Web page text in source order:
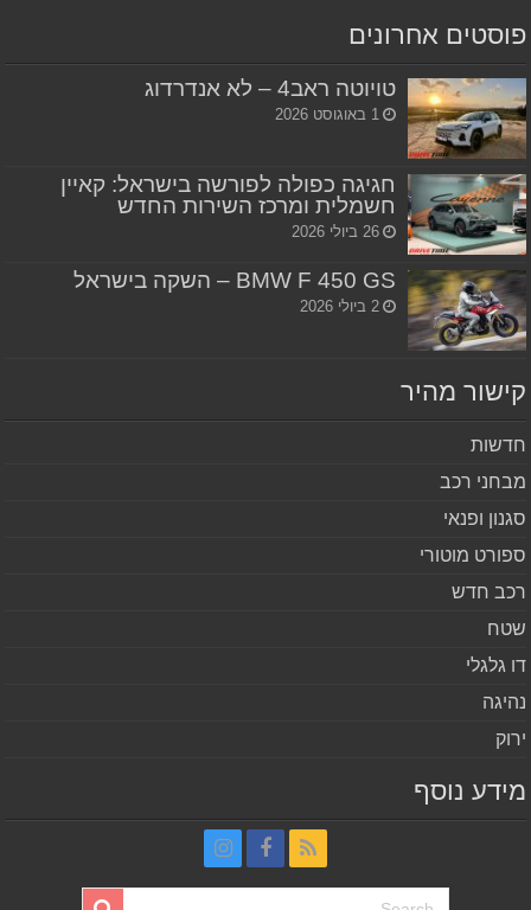
אחרונים
טויוטה ראב4 – לא אנדרדוג
1 באוגוסט 2026
חגיגה כפולה לפורשה בישראל: קאיין
חשמלית ומרכז השירות החדש
26 ביולי 2026
BMW F 450 GS – השקה בישראל
2 ביולי 2026
מהיר
רכב
ופנאי
מוטורי
חדש
גלגלי
נוסף